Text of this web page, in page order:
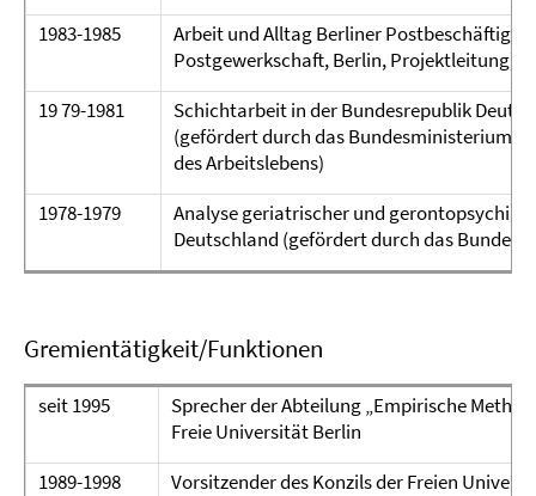
1983-1985
Arbeit und Alltag Berliner
Postgewerkschaft, Berlin, Projektleitung)
19 79-1981
Schichtarbeit in der Bundesrepublik
(gefördert durch das Bundesministerium
des Arbeitslebens)
1978-1979
Analyse geriatrischer und
Deutschland (gefördert durch das
Gremientätigkeit/Funktionen
seit 1995
Sprecher der Abteilung „Empirische
Freie Universität Berlin
1989-1998
Vorsitzender des Konzils der Freien